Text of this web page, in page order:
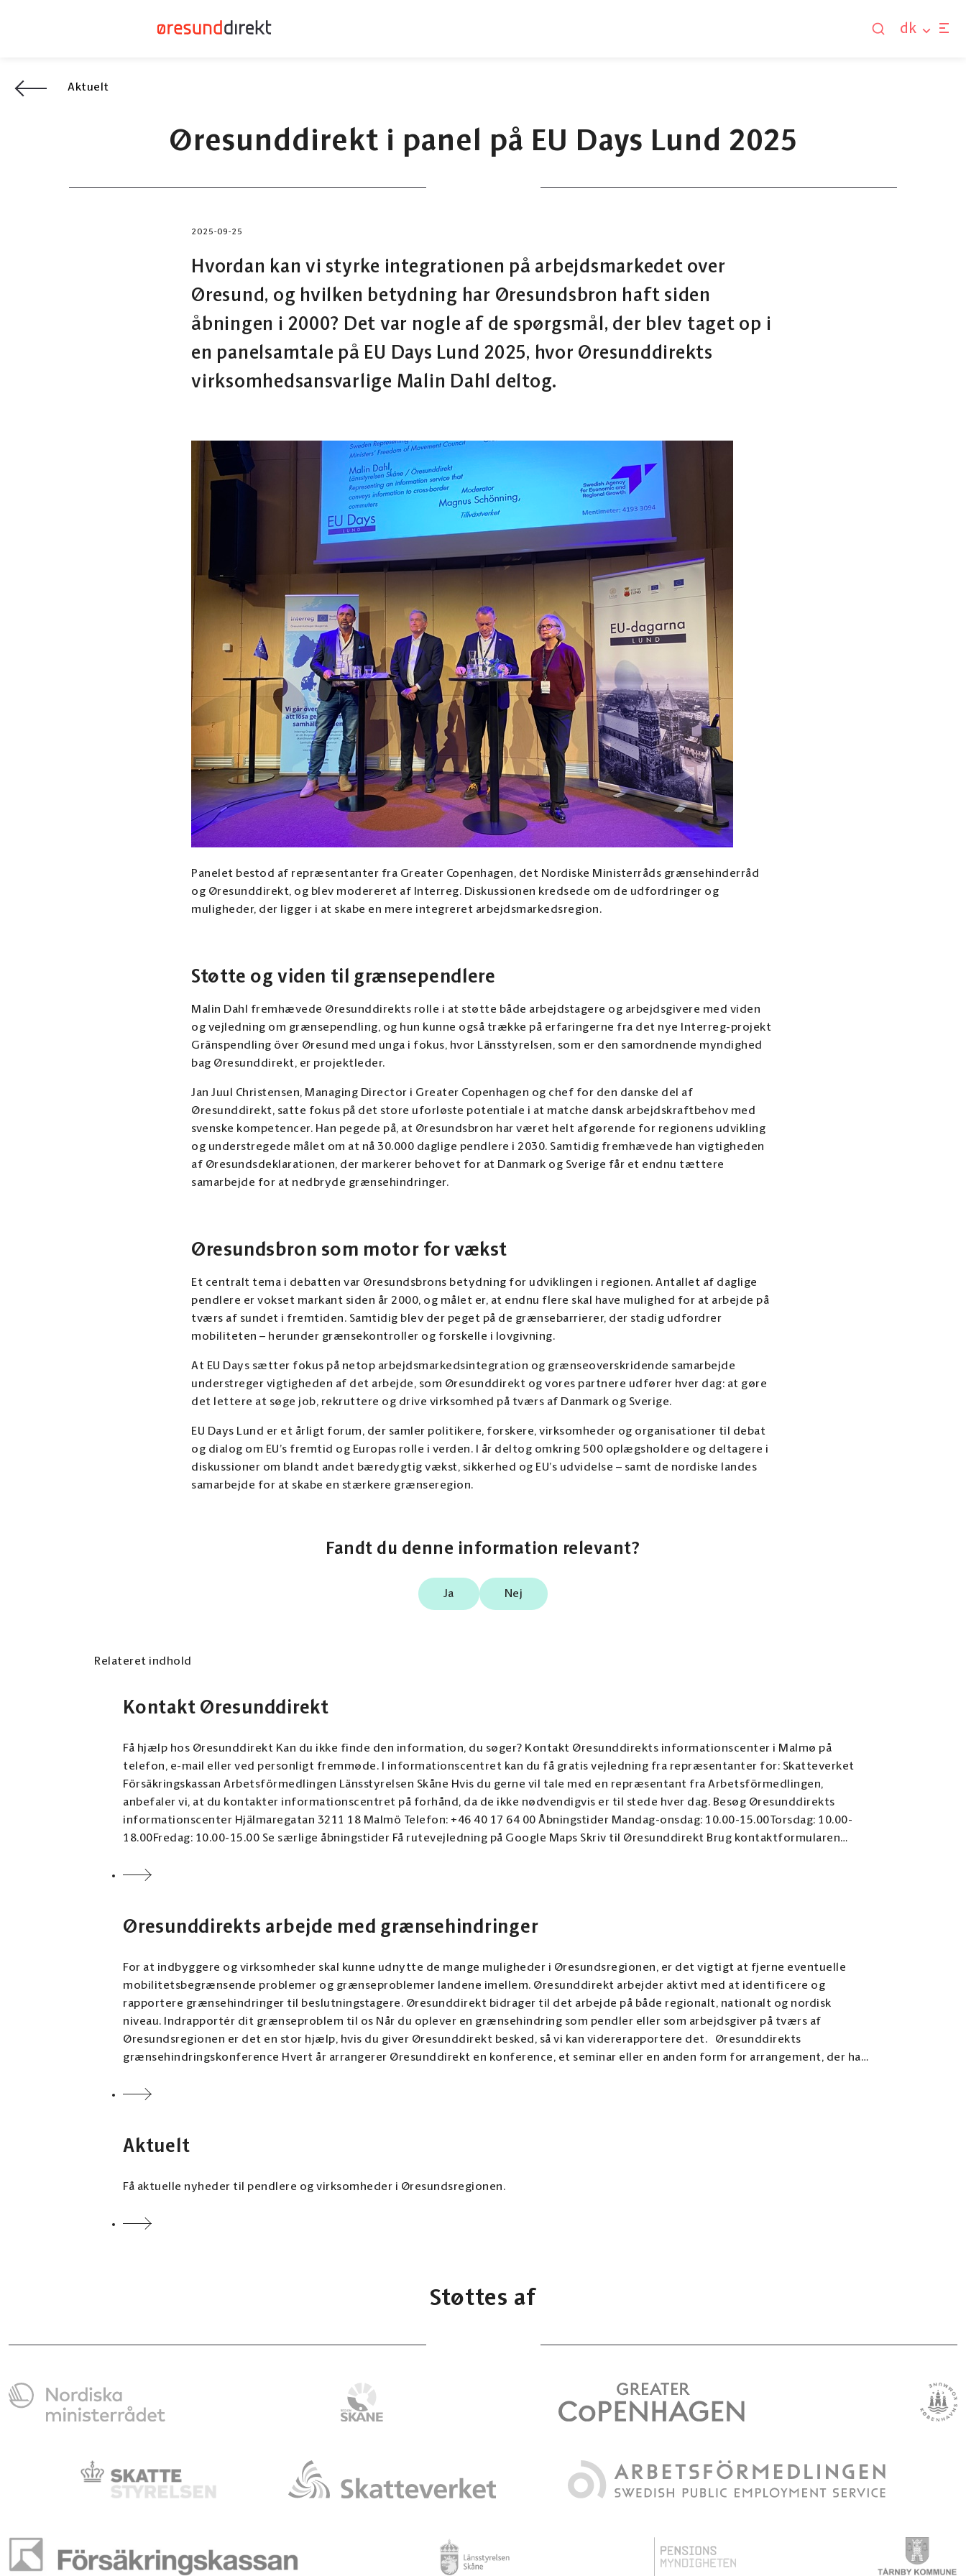
dk
Aktuelt
Øresunddirekt i panel på EU Days Lund 2025
2025-09-25
Hvordan kan vi styrke integrationen på arbejdsmarkedet over
Øresund, og hvilken betydning har Øresundsbron haft siden
åbningen i 2000? Det var nogle af de spørgsmål, der blev taget op i
en panelsamtale på EU Days Lund 2025, hvor Øresunddirekts
virksomhedsansvarlige Malin Dahl deltog.
Panelet bestod af repræsentanter fra Greater Copenhagen, det Nordiske Ministerråds grænsehinderråd
og Øresunddirekt, og blev modereret af Interreg. Diskussionen kredsede om de udfordringer og
muligheder, der ligger i at skabe en mere integreret arbejdsmarkedsregion.
Støtte og viden til grænsependlere
Malin Dahl fremhævede Øresunddirekts rolle i at støtte både arbejdstagere og arbejdsgivere med viden
og vejledning om grænsependling, og hun kunne også trække på erfaringerne fra det nye Interreg-projekt
Gränspendling över Øresund med unga i fokus, hvor Länsstyrelsen, som er den samordnende myndighed
bag Øresunddirekt, er projektleder.
Jan Juul Christensen, Managing Director i Greater Copenhagen og chef for den danske del af
Øresunddirekt, satte fokus på det store uforløste potentiale i at matche dansk arbejdskraftbehov med
svenske kompetencer. Han pegede på, at Øresundsbron har været helt afgørende for regionens udvikling
og understregede målet om at nå 30.000 daglige pendlere i 2030. Samtidig fremhævede han vigtigheden
af Øresundsdeklarationen, der markerer behovet for at Danmark og Sverige får et endnu tættere
samarbejde for at nedbryde grænsehindringer.
Øresundsbron som motor for vækst
Et centralt tema i debatten var Øresundsbrons betydning for udviklingen i regionen. Antallet af daglige
pendlere er vokset markant siden år 2000, og målet er, at endnu flere skal have mulighed for at arbejde på
tværs af sundet i fremtiden. Samtidig blev der peget på de grænsebarrierer, der stadig udfordrer
mobiliteten – herunder grænsekontroller og forskelle i lovgivning.
At EU Days sætter fokus på netop arbejdsmarkedsintegration og grænseoverskridende samarbejde
understreger vigtigheden af det arbejde, som Øresunddirekt og vores partnere udfører hver dag: at gøre
det lettere at søge job, rekruttere og drive virksomhed på tværs af Danmark og Sverige.
EU Days Lund er et årligt forum, der samler politikere, forskere, virksomheder og organisationer til debat
og dialog om EU’s fremtid og Europas rolle i verden. I år deltog omkring 500 oplægsholdere og deltagere i
diskussioner om blandt andet bæredygtig vækst, sikkerhed og EU’s udvidelse – samt de nordiske landes
samarbejde for at skabe en stærkere grænseregion.
Fandt du denne information relevant?
Ja Nej
Relateret indhold
Kontakt Øresunddirekt
Få hjælp hos Øresunddirekt Kan du ikke finde den information, du søger? Kontakt Øresunddirekts informationscenter i Malmø på
telefon, e-mail eller ved personligt fremmøde. I informationscentret kan du få gratis vejledning fra repræsentanter for: Skatteverket
Försäkringskassan Arbetsförmedlingen Länsstyrelsen Skåne Hvis du gerne vil tale med en repræsentant fra Arbetsförmedlingen,
anbefaler vi, at du kontakter informationscentret på forhånd, da de ikke nødvendigvis er til stede hver dag. Besøg Øresunddirekts
informationscenter Hjälmaregatan 3211 18 Malmö Telefon: +46 40 17 64 00 Åbningstider Mandag-onsdag: 10.00-15.00Torsdag: 10.00-
18.00Fredag: 10.00-15.00 Se særlige åbningstider Få rutevejledning på Google Maps Skriv til Øresunddirekt Brug kontaktformularen
samarbejder med offentlige myndigheder, kan henvendelser sendt via kontaktformularen eller e-mail efter svensk lov blive betragtet
Øresunddirekts arbejde med grænsehindringer
For at indbyggere og virksomheder skal kunne udnytte de mange muligheder i Øresundsregionen, er det vigtigt at fjerne eventuelle
mobilitetsbegrænsende problemer og grænseproblemer landene imellem. Øresunddirekt arbejder aktivt med at identificere og
rapportere grænsehindringer til beslutningstagere. Øresunddirekt bidrager til det arbejde på både regionalt, nationalt og nordisk
niveau. Indrapportér dit grænseproblem til os Når du oplever en grænsehindring som pendler eller som arbejdsgiver på tværs af
Øresundsregionen er det en stor hjælp, hvis du giver Øresunddirekt besked, så vi kan vidererapportere det. Øresunddirekts
grænsehindringskonference Hvert år arrangerer Øresunddirekt en konference, et seminar eller en anden form for arrangement, der har
Aktuelt
Få aktuelle nyheder til pendlere og virksomheder i Øresundsregionen.
Støttes af